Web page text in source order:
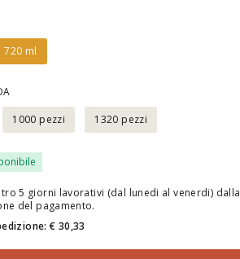
720 ml
1000 pezzi 1320 pezzi
5 giorni lavorativi (dal lunedi al venerdi) dalla
del pagamento.
€ 30,33